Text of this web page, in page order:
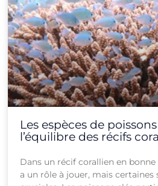
Les espèces de
l’équilibre des récifs
Dans un récif corallien en bonne
a un rôle à jouer, mais